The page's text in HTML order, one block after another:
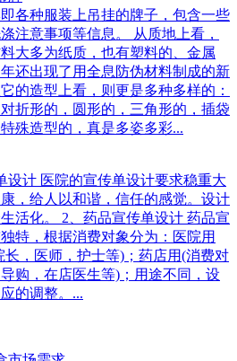
各种服装上吊挂的牌子，包含一些
注意事项等信息。 从质地上看，
大多为纸质，也有塑料的、金属
还出现了用全息防伪材料制成的新
的造型上看，则更是多种多样的：
折形的，圆形的，三角形的，插袋
殊造型的，真是多姿多彩...
设计 医院的宣传单设计要求稳重大
，给人以和谐，信任的感觉。设计
活化。 2、药品宣传单设计 药品宣
特，根据消费对象分为：医院用
长，医师，护士等)；药店用(消费对
购，在店医生等)；用途不同，设
的调整。...